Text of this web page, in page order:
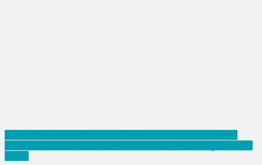
Post
navigation